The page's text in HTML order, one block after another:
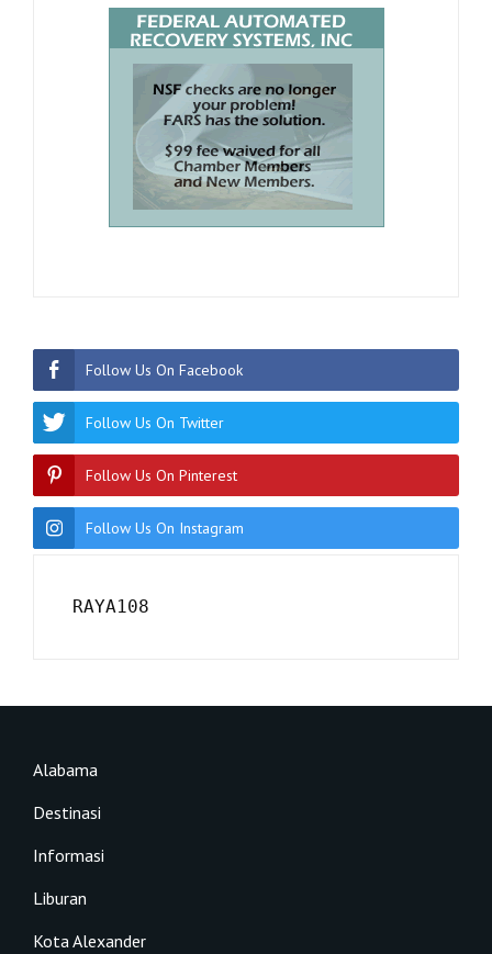
Follow Us On Facebook
Follow Us On Twitter
Follow Us On Pinterest
Follow Us On Instagram
RAYA108
Alabama
Destinasi
Informasi
Liburan
Kota Alexander